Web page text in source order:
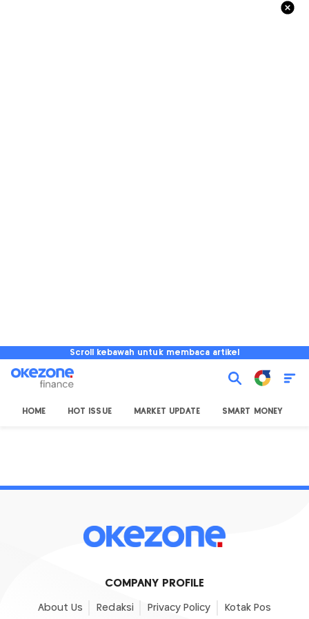
Scroll kebawah untuk membaca artikel
HOME HOT ISSUE MARKET UPDATE SMART MONEY
COMPANY PROFILE
About Us Redaksi Privacy Policy Kotak Pos